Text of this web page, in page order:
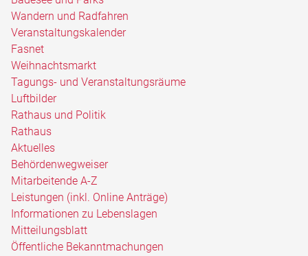
Wandern und Radfahren
Veranstaltungskalender
Fasnet
Weihnachtsmarkt
Tagungs- und Veranstaltungsräume
Luftbilder
Rathaus und Politik
Rathaus
Aktuelles
Behördenwegweiser
Mitarbeitende A-Z
Leistungen (inkl. Online Anträge)
Informationen zu Lebenslagen
Mitteilungsblatt
Öffentliche Bekanntmachungen